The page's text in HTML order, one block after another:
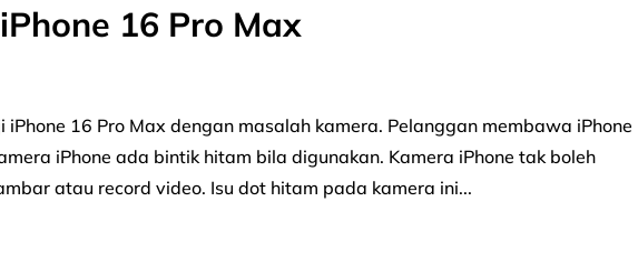
16 Pro Max
iPhone 16 Pro Max dengan masalah kamera. Pelanggan membawa iPhone
iPhone ada bintik hitam bila digunakan. Kamera iPhone tak boleh
atau record video. Isu dot hitam pada kamera ini...